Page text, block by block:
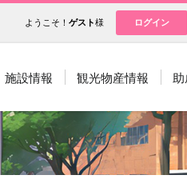
ログイン
ようこそ！ ゲスト様
施設情報 観光物産情報